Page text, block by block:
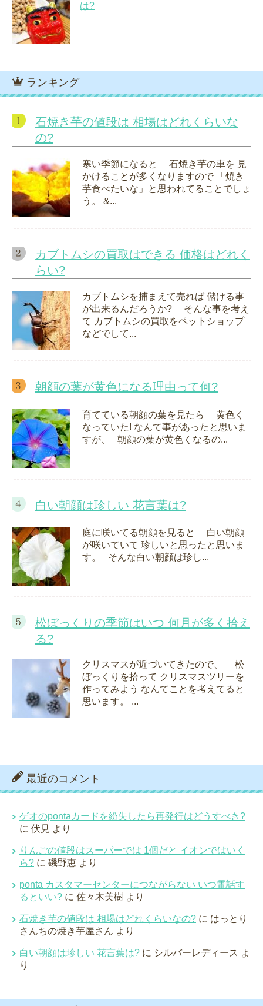
は?
ランキング
石焼き芋の値段は 相場はどれくらいな
の?
寒い季節になると 石焼き芋の車を 見
かけることが多くなりますので 「焼き
芋食べたいな」と思われてることでしょ
う。 &...
カブトムシの買取はできる 価格はどれく
らい?
カブトムシを捕まえて売れば 儲ける事
が出来るんだろうか? そんな事を考え
て カブトムシの買取をペットショップ
などでして...
朝顔の葉が黄色になる理由って何?
育てている朝顔の葉を見たら 黄色く
なっていた! なんて事があったと思いま
すが、 朝顔の葉が黄色くなるの...
白い朝顔は珍しい 花言葉は?
庭に咲いてる朝顔を見ると 白い朝顔
が咲いていて 珍しいと思ったと思いま
す。 そんな白い朝顔は珍し...
松ぼっくりの季節はいつ 何月が多く拾え
る?
クリスマスが近づいてきたので、 松
ぼっくりを拾って クリスマスツリーを
作ってみよう なんてことを考えてると
思います。 ...
最近のコメント
ゲオのpontaカードを紛失したら再発行はどうすべき?
に 伏見 より
りんごの値段はスーパーでは 1個だと イオンではいく
ら? に 磯野恵 より
ponta カスタマーセンターにつながらない いつ電話す
るといい? に 佐々木美樹 より
石焼き芋の値段は 相場はどれくらいなの? に はっとり
さんちの焼き芋屋さん より
白い朝顔は珍しい 花言葉は? に シルバーレディース よ
り